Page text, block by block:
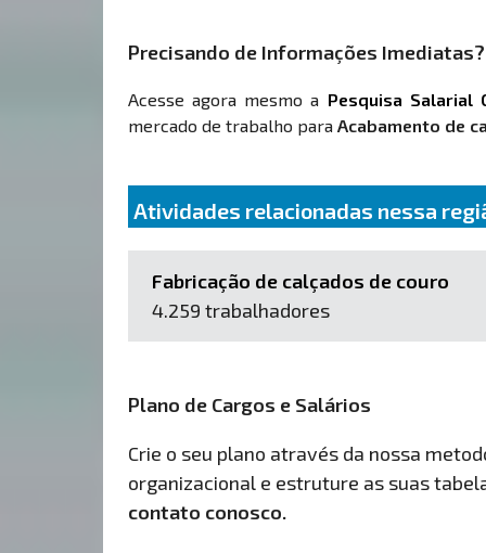
Precisando de Informações Imediatas?
Acesse agora mesmo a Pesquisa Salarial
mercado de trabalho para Acabamento de
Atividades relacionadas nessa
Fabricação de calçados de couro
4.259 trabalhadores
Plano de Cargos e Salários
Crie o seu plano através da nossa
organizacional e estruture as suas
contato conosco.